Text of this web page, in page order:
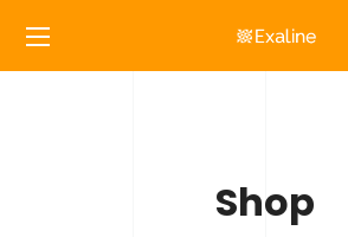
Shop